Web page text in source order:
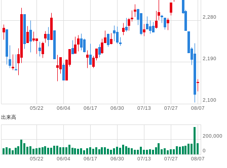
08/07
07/27
07/13
06/30
06/17
06/04
05/22
2,100
2,190
2,280
出来高
08/07
07/27
07/13
06/30
06/17
06/04
05/22
0
200,000